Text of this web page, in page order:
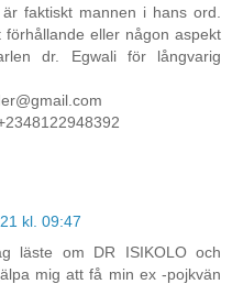
faktiskt mannen i hans ord.
eller någon aspekt
dr. Egwali för långvarig
kl. 09:47
läste om DR ISIKOLO och
mig att få min ex -pojkvän